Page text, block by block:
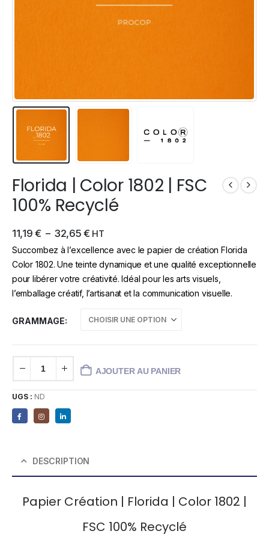
Florida | Color 1802 | FSC
100% Recyclé
11,19 € – 32,65 € HT
Succombez à l’excellence avec le papier de création Florida
Color 1802. Une teinte dynamique et une qualité exceptionnelle
pour libérer votre créativité. Idéal pour les arts visuels,
l’emballage créatif, l’artisanat et la communication visuelle.
GRAMMAGE
AJOUTER AU PANIER
UGS : ND
DESCRIPTION
Papier Création | Florida | Color 1802 |
FSC 100% Recyclé